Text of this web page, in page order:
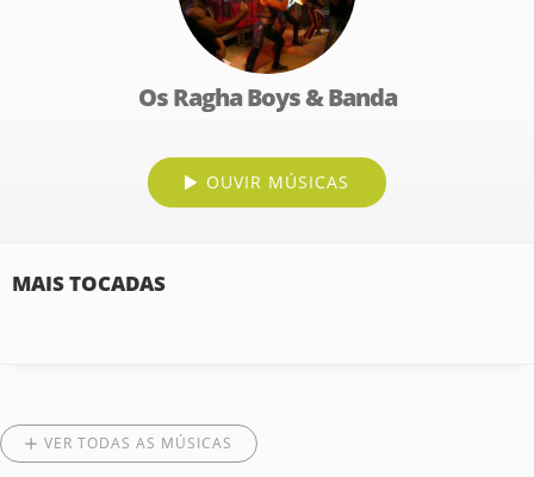
Os Ragha Boys & Banda
OUVIR MÚSICAS
MAIS TOCADAS
VER TODAS AS MÚSICAS